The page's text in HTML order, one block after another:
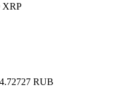
XRP
RUB